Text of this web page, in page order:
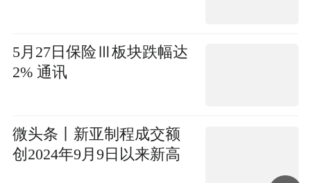
5月27日保险Ⅲ板块跌幅达
2% 通讯
微头条丨新亚制程成交额
创2024年9月9日以来新高